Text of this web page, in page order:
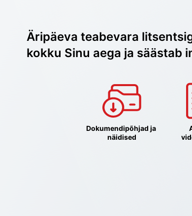
Äripäeva teabevara
kokku Sinu aega ja säästab
Dokumendipõhjad ja
näidised